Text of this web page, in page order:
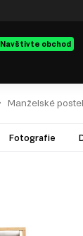
Navštivte obchod
Manželské
Fotografie